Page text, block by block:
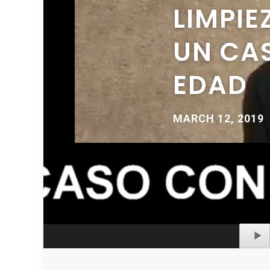
UN
EDAD
MARCH 12, 2019